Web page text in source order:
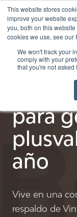
This website stores
improve your website
you, both on this
cookies we use, see our
We won't track your
comply with your
that you're not
MALAGA
PONTEVEL
PONTEVEL PLUS
para
año
Vive en una
respaldo de